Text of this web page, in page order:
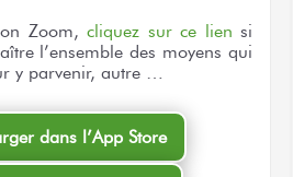
Zoom,cliquez sur ce lien si
l’ensemble des moyens qui
y parvenir, autre …
dans l’App Store